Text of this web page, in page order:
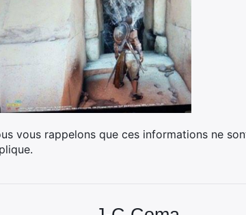
vous rappelons que ces informations ne